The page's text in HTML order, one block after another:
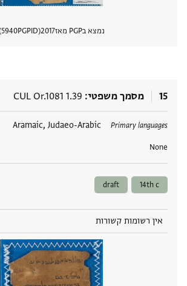
נמצא בPGP מאז 2017
PGPID
5940
15 מסמך משפטי CUL Or.1081 1.39
Primary languages
Aramaic, Judaeo-Arabic
None
תגים
14th c
draft
אין רשומות קשורות